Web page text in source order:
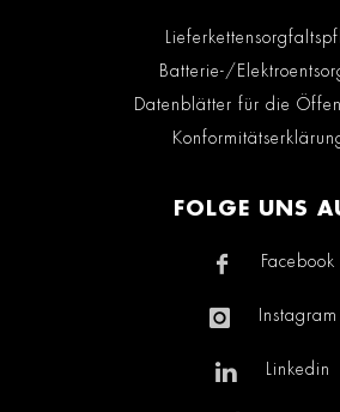
Batterie-/
Datenblätter für die
FOLGE UNS
Facebook
Instagram
Linkedin